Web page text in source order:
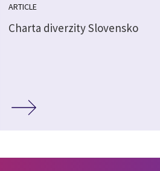
ARTICLE
Charta diverzity Slovensko